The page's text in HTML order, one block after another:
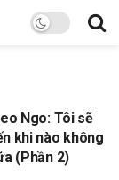
Ngo: Tôi sẽ
khi nào không
(Phần 2)